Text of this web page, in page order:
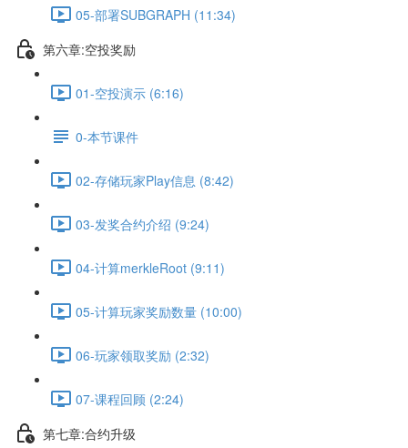
05-部署SUBGRAPH (11:34)
第六章:空投奖励
01-空投演示 (6:16)
0-本节课件
02-存储玩家Play信息 (8:42)
03-发奖合约介绍 (9:24)
04-计算merkleRoot (9:11)
05-计算玩家奖励数量 (10:00)
06-玩家领取奖励 (2:32)
07-课程回顾 (2:24)
第七章:合约升级